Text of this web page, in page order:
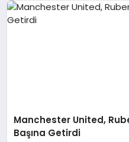
Manchester United,
Başına Getirdi